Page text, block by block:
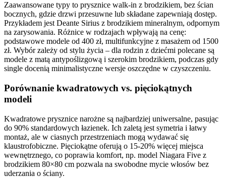
Zaawansowane typy to prysznice walk-in z brodzikiem, bez ścian
bocznych, gdzie drzwi przesuwne lub składane zapewniają dostęp.
Przykładem jest Deante Sirius z brodzikiem mineralnym, odpornym
na zarysowania. Różnice w rodzajach wpływają na cenę:
podstawowe modele od 400 zł, multifunkcyjne z masażem od 1500
zł. Wybór zależy od stylu życia – dla rodzin z dziećmi polecane są
modele z matą antypoślizgową i szerokim brodzikiem, podczas gdy
single docenią minimalistyczne wersje oszczędne w czyszczeniu.
Porównanie kwadratowych vs. pięciokątnych
modeli
Kwadratowe prysznice narożne są najbardziej uniwersalne, pasując
do 90% standardowych łazienek. Ich zaletą jest symetria i łatwy
montaż, ale w ciasnych przestrzeniach mogą wydawać się
klaustrofobiczne. Pięciokątne oferują o 15-20% więcej miejsca
wewnętrznego, co poprawia komfort, np. model Niagara Five z
brodzikiem 80×80 cm pozwala na swobodne mycie włosów bez
uderzania o ściany.